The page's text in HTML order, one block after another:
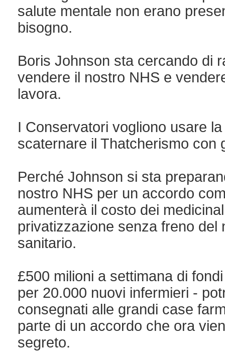
salute mentale non erano
bisogno.
Boris Johnson sta cercando di
vendere il nostro NHS e
lavora.
I Conservatori vogliono usare
scaternare il Thatcherismo con
Perché Johnson si sta
nostro NHS per un accordo
aumenterà il costo dei
privatizzazione senza freno del
sanitario.
£500 milioni a settimana di
per 20.000 nuovi infermieri -
consegnati alle grandi case
parte di un accordo che ora
segreto.